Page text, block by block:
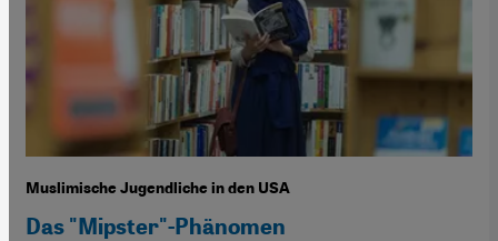
Muslimische Jugendliche in den USA
Das "Mipster"-Phänomen